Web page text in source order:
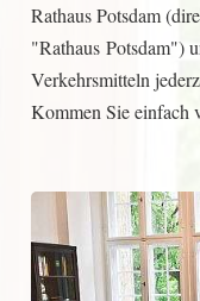
Rathaus Potsdam
"Rathaus Potsdam")
Verkehrsmitteln
Kommen Sie einfach